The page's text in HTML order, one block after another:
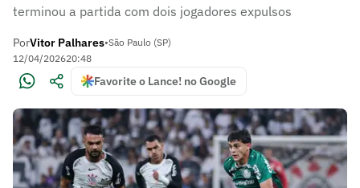
terminou a partida com dois jogadores expulsos
PorVitor Palhares•São Paulo (SP)
12/04/202620:48
Favorite o Lance! no Google